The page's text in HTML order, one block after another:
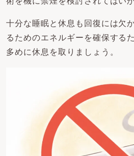
十分な睡眠と休息も回復には欠
るためのエネルギーを確保する
多めに休息を取りましょう。